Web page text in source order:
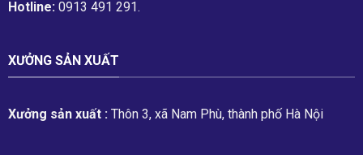
Hotline:0913 491 291.
XƯỞNG SẢN XUẤT
Xưởng sản xuất :Thôn 3, xã Nam Phù, thành phố Hà Nội